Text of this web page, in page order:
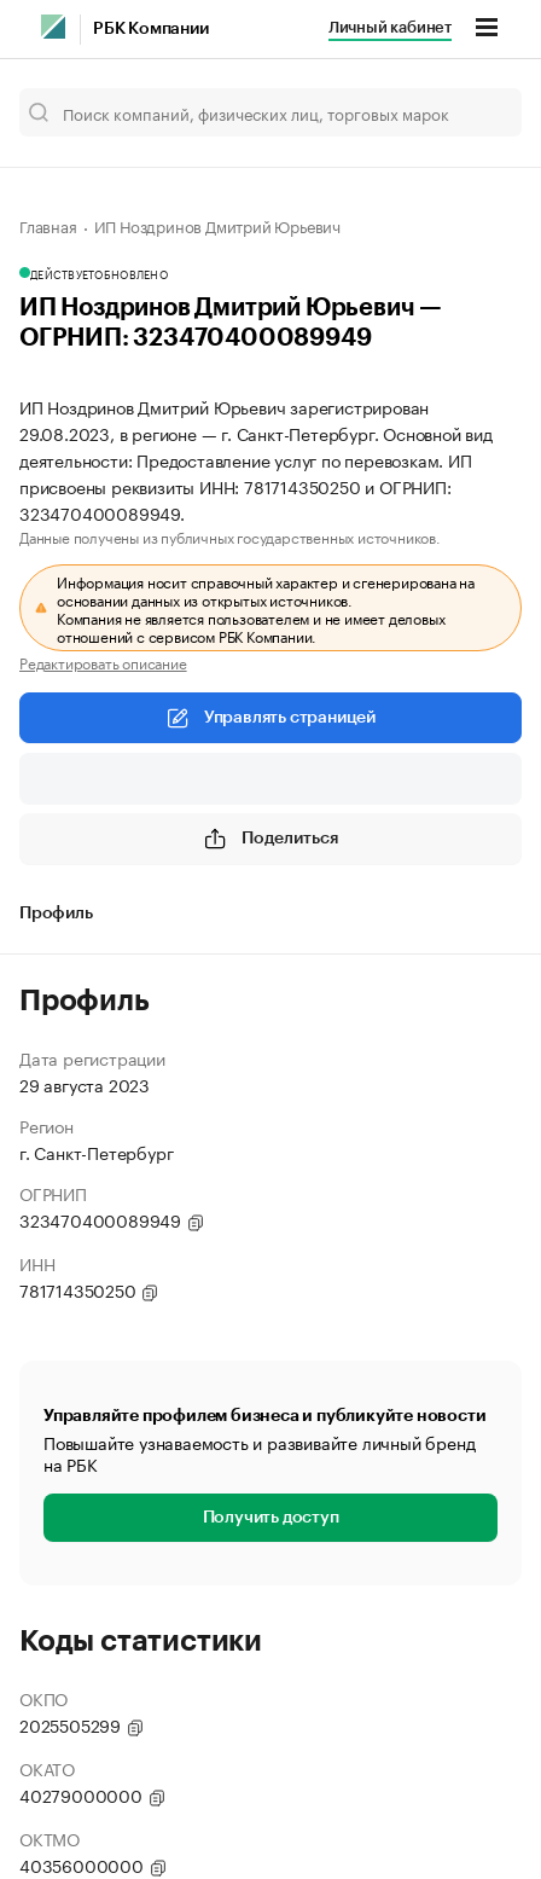
РБК Компании Личный кабинет
Главная ИП Ноздринов Дмитрий Юрьевич
ДЕЙСТВУЕТОБНОВЛЕНО
ИП Ноздринов Дмитрий Юрьевич —
ОГРНИП: 323470400089949
ИП Ноздринов Дмитрий Юрьевич зарегистрирован
29.08.2023, в регионе — г. Санкт-Петербург. Основной вид
деятельности: Предоставление услуг по перевозкам. ИП
присвоены реквизиты ИНН: 781714350250 и ОГРНИП:
323470400089949.
Данные получены из публичных государственных источников.
Информация носит справочный характер и сгенерирована на
основании данных из открытых источников.
Компания не является пользователем и не имеет деловых
отношений с сервисом РБК Компании.
Редактировать описание
Управлять страницей
Поделиться
Профиль
Профиль
Дата регистрации
29 августа 2023
Регион
г. Санкт-Петербург
ОГРНИП
323470400089949
ИНН
781714350250
Управляйте профилем бизнеса и публикуйте новости
Повышайте узнаваемость и развивайте личный бренд
на РБК
Получить доступ
Коды статистики
ОКПО
2025505299
ОКАТО
40279000000
ОКТМО
40356000000